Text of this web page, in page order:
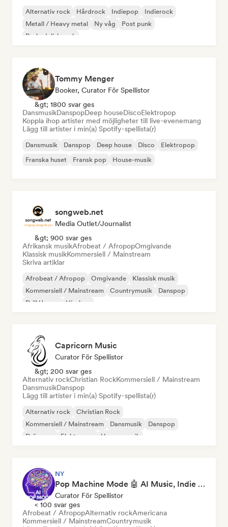
Alternativ rock Hårdrock Indiepop
Indierock
Metall / Heavy metal
Ny våg
Post punk
Psykedelisk rock
Tommy Menger
Booker, Curator För Spellistor
&gt; 1800 svar ges
DansmusikDanspopDeep houseDiscoElektropop
Koppla ihop artister med möjligheter till live-evenemang
Lägg till artister i min(a) Spotify-spellista(r)
Dansmusik Danspop Deep house Disco
Elektropop
Franska huset
Fransk pop House-musik
songweb.net
Media Outlet/Journalist
&gt; 900 svar ges
Afrikansk musikAfrobeat / AfropopOmgivande
Klassisk musikKommersiell / Mainstream
Skriva artiklar
Afrobeat / Afropop Omgivande
Klassisk musik
Kommersiell / Mainstream
Countrymusik
Danspop
Drill/Jersey
Hip-hop
Capricorn Music
Curator För Spellistor
&gt; 200 svar ges
Alternativ rockChristian RockKommersiell / Mainstream
DansmusikDanspop
Lägg till artister i min(a) Spotify-spellista(r)
Alternativ rock
Christian Rock
Kommersiell / Mainstream
Dansmusik
Danspop
Drömpop
Elektropop House-musik
NY
Pop Machine Mode 🤖 AI Music, Indie Pop & Dream Pop
Curator För Spellistor
< 100 svar ges
Afrobeat / AfropopAlternativ rockAmericana
Kommersiell / MainstreamCountrymusik